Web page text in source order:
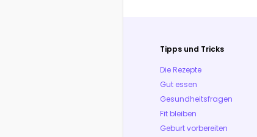
Tipps und Tricks
Die Rezepte
Gut essen
Gesundheitsfragen
Fit bleiben
Geburt vorbereiten